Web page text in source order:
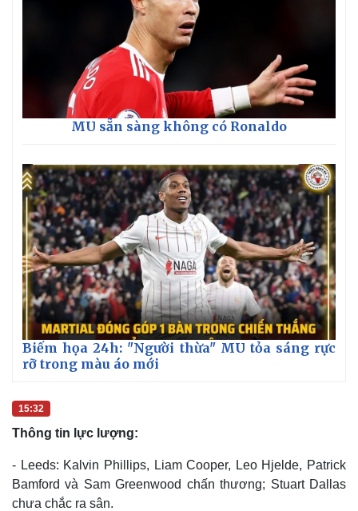
MU sẵn sàng không có Ronaldo
Biếm họa 24h: "Người thừa" MU tỏa sáng rực
rỡ trong màu áo mới
15:32
Thông tin lực lượng:
- Leeds: Kalvin Phillips, Liam Cooper, Leo Hjelde, Patrick
Bamford và Sam Greenwood chấn thương; Stuart Dallas
chưa chắc ra sân.